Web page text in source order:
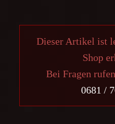
Dieser Artikel ist
Shop
Bei Fragen
0681 /